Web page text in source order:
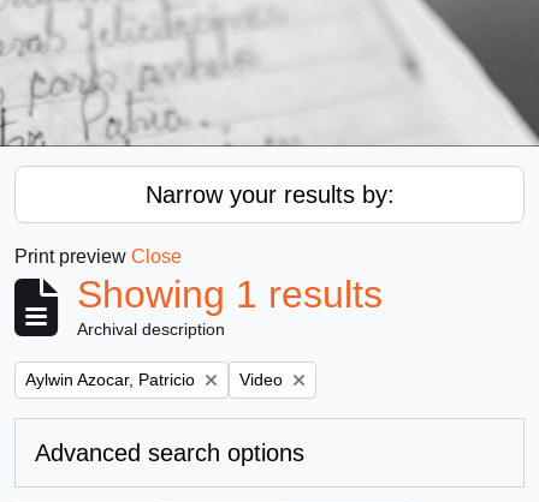
Narrow your results by:
Print preview Close
Showing 1 results
Archival description
Remove filter:
Aylwin Azocar, Patricio Remove filter:
Video
Advanced search options